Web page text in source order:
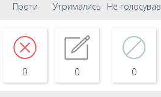
Проти Утримались Не голосував
0 0 0